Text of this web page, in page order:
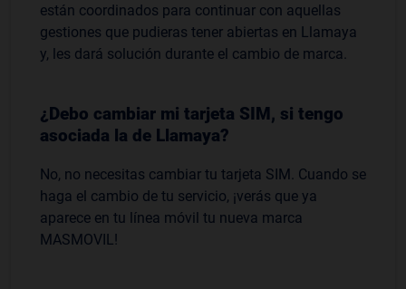
están coordinados para continuar con aquellas
gestiones que pudieras tener abiertas en Llamaya
y, les dará solución durante el cambio de marca.
¿Debo cambiar mi tarjeta SIM, si tengo
asociada la de Llamaya?
No, no necesitas cambiar tu tarjeta SIM. Cuando se
haga el cambio de tu servicio, ¡verás que ya
aparece en tu línea móvil tu nueva marca
MASMOVIL!